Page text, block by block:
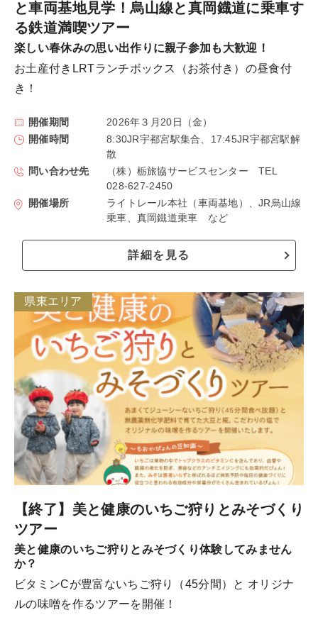
と車両基地見学！烏山線と真岡鐡道に乗車す
る鉄道満喫ツアー
楽しい春休みの思い出作りに親子参加も大歓迎！
お土産付きLRTランチボックス（お茶付き）の昼食付
き！
開催期間
2026年３月20日（金）
開催時間
8:30JR宇都宮駅集合、17:45JR宇都宮駅解
散
問い合わせ先
（株）栃旅協サービスセンター TEL
028-627-2450
開催場所
ライトレール本社（車両基地）、JR烏山線
乗車、真岡鐵道乗車 など
詳細を見る
【終了】美と健康のいちご狩りとみそづくり
ツアー
県東エリア
美と健康のいちご狩りとみそづくり体験してみません
か？
ビタミンCが豊富ないちご狩り（45分間）と オリジナ
ルの味噌を作るツアーを開催！